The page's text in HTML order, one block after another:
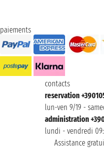
paiements
contacts
reservation
lun-ven 9/19 -
administration
lundi - vendredi
Assistance